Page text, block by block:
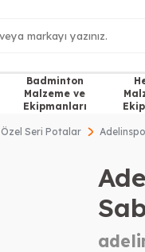
Badminton
Malzeme ve
Ekipmanları
Özel Seri Potalar